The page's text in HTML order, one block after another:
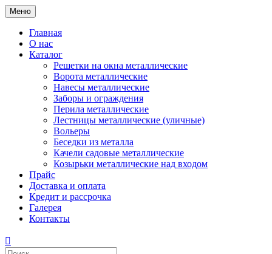
Меню
Главная
О нас
Каталог
Решетки на окна металлические
Ворота металлические
Навесы металлические
Заборы и ограждения
Перила металлические
Лестницы металлические (уличные)
Вольеры
Беседки из металла
Качели садовые металлические
Козырьки металлические над входом
Прайс
Доставка и оплата
Кредит и рассрочка
Галерея
Контакты